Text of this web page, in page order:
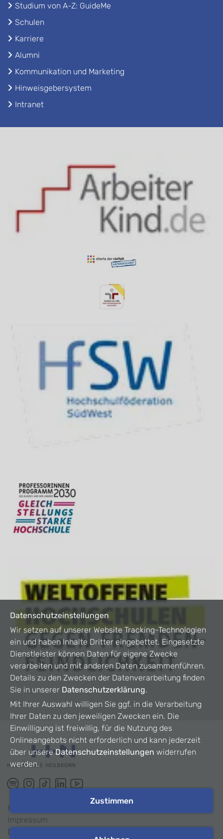
Studium von A-Z: GuideMe
Schulen
Karriere
Alumni
Kommunikation und Marketing
Hinweisgebersystem
Intranet
©
Impressum
Datenschutz
Datenschutzeinstellungen
Wir setzen auf unserer Website Tracking-Technologien
ein und haben Inhalte Dritter eingebettet. Eingesetzte
Dienstleister können Daten für eigene Zwecke
verarbeiten und mit anderen Daten zusammenführen.
Details zu den Zwecken der Datenverarbeitung finden
Sie in unserer Datenschutzerklärung.
Mit Ihrer Auswahl willigen Sie ggf. in die Verarbeitung
Ihrer Daten zu den jeweiligen Zwecken ein. Die
Einwilligung ist freiwillig, für die Nutzung des
Onlineangebots nicht erforderlich und kann jederzeit
über unsereDatenschutzeinstellungen widerrufen
werden.
Zustimmen